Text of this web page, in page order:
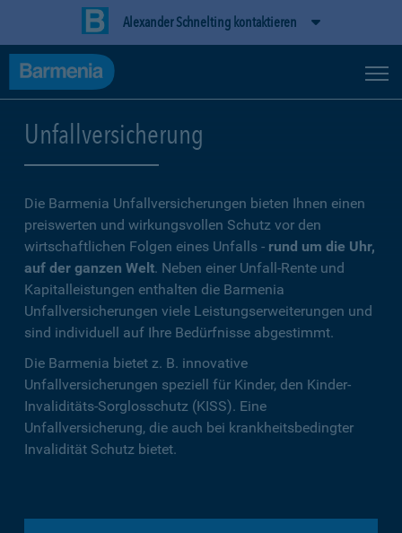
Alexander Schnelting kontaktieren
Unfallversicherung
Die Barmenia Unfallversicherungen bieten Ihnen einen
preiswerten und wirkungsvollen Schutz vor den
wirtschaftlichen Folgen eines Unfalls - rund um die Uhr,
auf der ganzen Welt. Neben einer Unfall-Rente und
Kapitalleistungen enthalten die Barmenia
Unfallversicherungen viele Leistungserweiterungen und
sind individuell auf Ihre Bedürfnisse abgestimmt.
Die Barmenia bietet z. B. innovative
Unfallversicherungen speziell für Kinder, den Kinder-
Invaliditäts-Sorglosschutz (KISS). Eine
Unfallversicherung, die auch bei krankheitsbedingter
Invalidität Schutz bietet.